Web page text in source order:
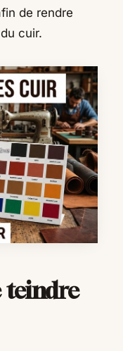
de rendre
cuir.
teindre